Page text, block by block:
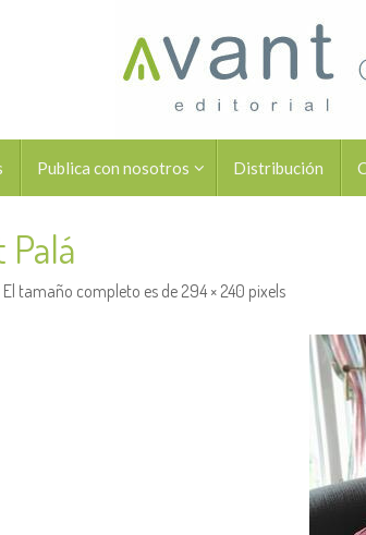
Publica con nosotros Distribución
El tamaño completo es de294 × 240 pixels